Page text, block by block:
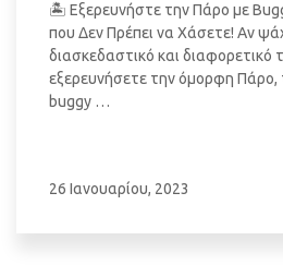
🏝️ Εξερευνήστε την Πάρο με
που Δεν Πρέπει να Χάσετε! Αν
διασκεδαστικό και διαφορετικό
εξερευνήσετε την όμορφη Πάρο,
buggy …
26 Ιανουαρίου, 2023